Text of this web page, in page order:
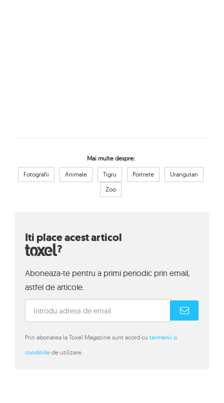
Mai multe despre:
Fotografii Animale Tigru Portrete
Urangutan
Zoo
Iti place acest articol
?
Aboneaza-te pentru a primi periodic prin email,
astfel de articole.
Prin abonarea la Toxel Magazine sunt acord cu termenii si
conditiile de utilizare.